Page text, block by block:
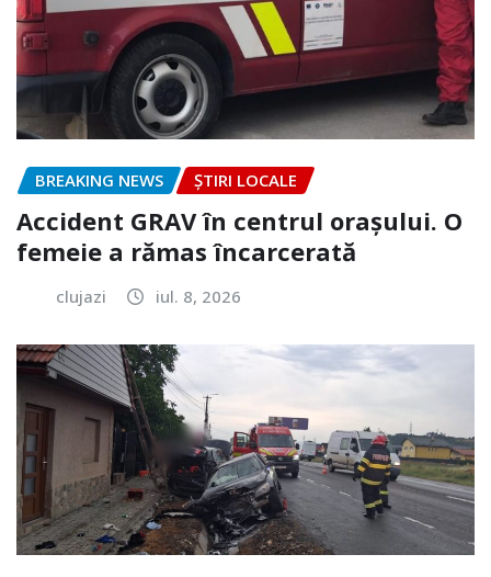
BREAKING NEWS ȘTIRI LOCALE
Accident GRAV în centrul orașului. O
femeie a rămas încarcerată
clujazi iul. 8, 2026